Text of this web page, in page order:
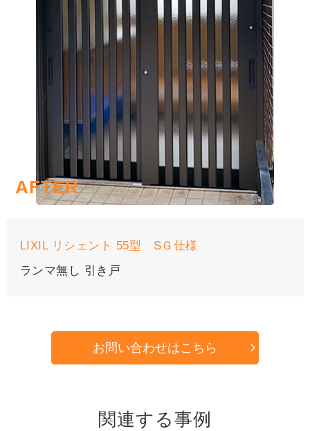
LIXIL リシェント 55型 SＧ仕様
ランマ無し 引き戸
お問い合わせはこちら
関連する事例